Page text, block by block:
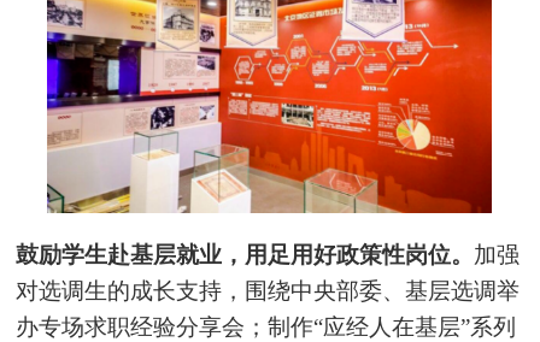
鼓励学生赴基层就业，用足用好政策性岗位。 加强
对选调生的成长支持，围绕中央部委、基层选调举
办专场求职经验分享会；制作“应经人在基层”系列